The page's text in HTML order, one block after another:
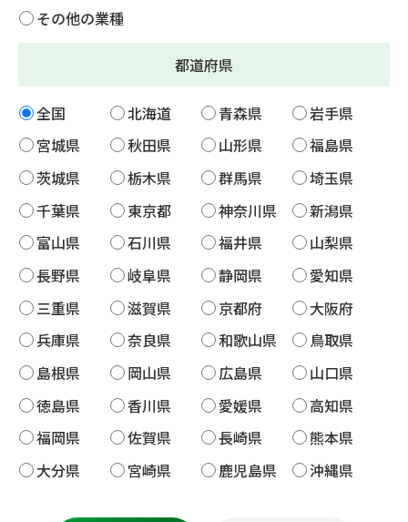
その他の業種
都道府県
全国 北海道 青森県
岩手県
宮城県
秋田県 山形県
福島県
茨城県
栃木県 群馬県
埼玉県
千葉県
東京都 神奈川県
新潟県
富山県
石川県 福井県
山梨県
長野県
岐阜県 静岡県
愛知県
三重県
滋賀県 京都府
大阪府
兵庫県
奈良県 和歌山県
鳥取県
島根県
岡山県 広島県
山口県
徳島県
香川県 愛媛県
高知県
福岡県
佐賀県 長崎県
熊本県
大分県
宮崎県 鹿児島県 沖縄県